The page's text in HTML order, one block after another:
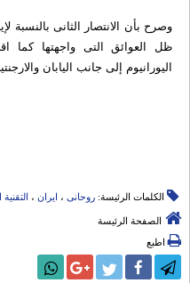
وصرح بأن الانتصار الثانی
ظل العوائق التی واجهتها کما
الیورانیوم إلی جانب الیابان
الكلمات الرئيسة: روحانی ، ایران ، التقنیة
الصفحة الرئيسة
اطبع